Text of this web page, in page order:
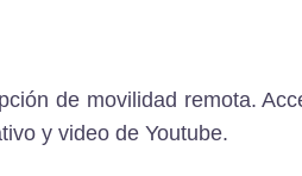
de movilidad remota.
y video de Youtube.